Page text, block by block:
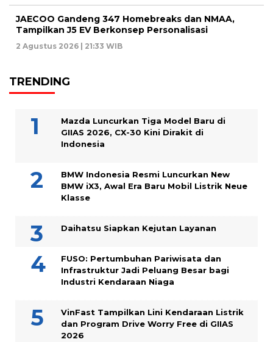
JAECOO Gandeng 347 Homebreaks dan NMAA,
Tampilkan J5 EV Berkonsep Personalisasi
2 Agustus 2026 | 21:33 WIB
TRENDING
Mazda Luncurkan Tiga Model Baru di
GIIAS 2026, CX-30 Kini Dirakit di
Indonesia
BMW Indonesia Resmi Luncurkan New
BMW iX3, Awal Era Baru Mobil Listrik Neue
Klasse
Daihatsu Siapkan Kejutan Layanan
FUSO: Pertumbuhan Pariwisata dan
Infrastruktur Jadi Peluang Besar bagi
Industri Kendaraan Niaga
VinFast Tampilkan Lini Kendaraan Listrik
dan Program Drive Worry Free di GIIAS
2026